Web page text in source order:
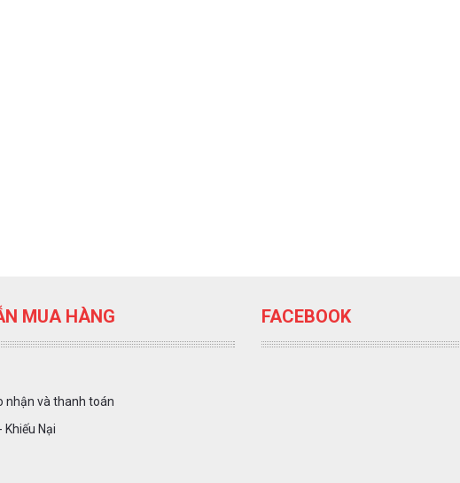
MUA HÀNG
nhận và thanh toán
Khiếu Nại
FACEBOOK